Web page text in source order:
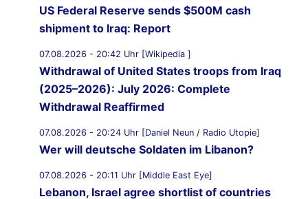
US Federal Reserve sends $500M cash
shipment to Iraq: Report
07.08.2026 - 20:42 Uhr [Wikipedia ]
Withdrawal of United States troops from Iraq
(2025–2026): July 2026: Complete
Withdrawal Reaffirmed
07.08.2026 - 20:24 Uhr [Daniel Neun / Radio Utopie]
Wer will deutsche Soldaten im Libanon?
07.08.2026 - 20:11 Uhr [Middle East Eye]
Lebanon, Israel agree shortlist of countries